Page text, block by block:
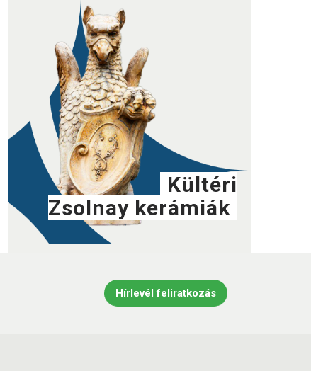
Kültéri
Zsolnay kerámiák
Hírlevél feliratkozás